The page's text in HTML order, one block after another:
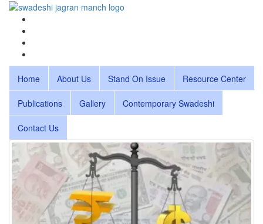
Home About Us Stand On Issue Resource Center
Publications Gallery Contemporary Swadeshi
Contact Us